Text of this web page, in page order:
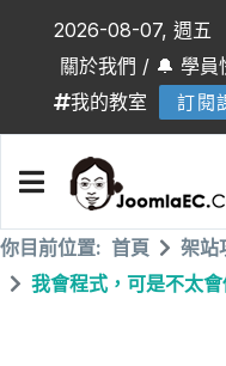
2026-08-07, 週五
關於我們 / 🔔 學員
我的教室
訂閱
你目前位置: 首頁
架站
我會程式，可是不太